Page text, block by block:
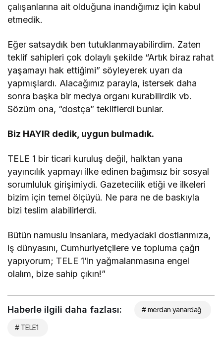
çalışanlarına ait olduğuna inandığımız için kabul
etmedik.
Eğer satsaydık ben tutuklanmayabilirdim. Zaten
teklif sahipleri çok dolaylı şekilde “Artık biraz rahat
yaşamayı hak ettiğimi” söyleyerek uyarı da
yapmışlardı. Alacağımız parayla, istersek daha
sonra başka bir medya organı kurabilirdik vb.
Sözüm ona, “dostça” tekliflerdi bunlar.
Biz HAYIR dedik, uygun bulmadık.
TELE 1 bir ticari kuruluş değil, halktan yana
yayıncılık yapmayı ilke edinen bağımsız bir sosyal
sorumluluk girişimiydi. Gazetecilik etiği ve ilkeleri
bizim için temel ölçüyü. Ne para ne de baskıyla
bizi teslim alabilirlerdi.
Bütün namuslu insanlara, medyadaki dostlarımıza,
iş dünyasını, Cumhuriyetçilere ve topluma çağrı
yapıyorum; TELE 1’in yağmalanmasına engel
olalım, bize sahip çıkın!”
Haberle ilgili daha fazlası: # merdan yanardağ
# TELE1